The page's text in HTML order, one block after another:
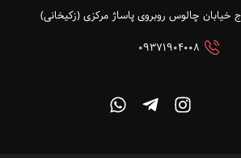
خیابان چالوس روبروی پاساژ مرکزی (زکیخانی)
۰۹۳۷۱۹۰۴۰۰۸